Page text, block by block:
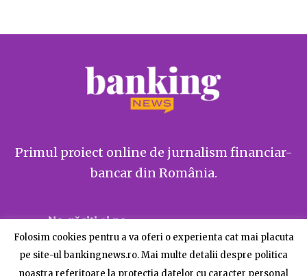
Primul proiect online de jurnalism financiar-
bancar din România.
Ne găsiți și pe
Folosim cookies pentru a va oferi o experienta cat mai placuta
pe site-ul bankingnews.ro. Mai multe detalii despre politica
noastra referitoare la protectia datelor cu caracter personal